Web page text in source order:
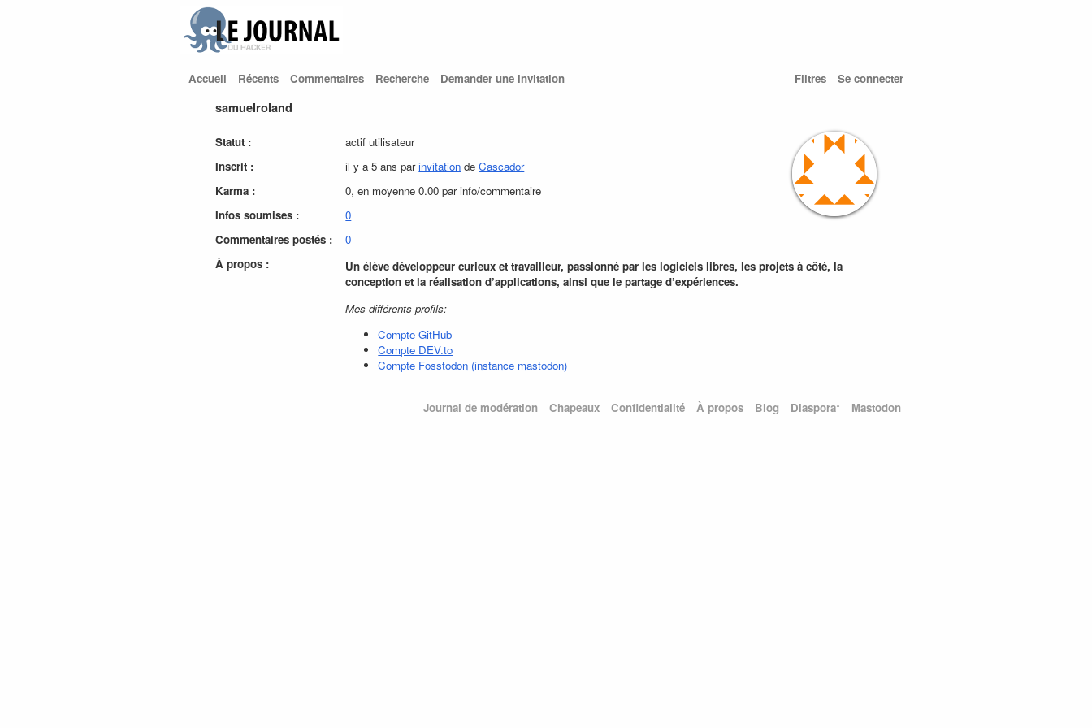
Accueil Récents Commentaires Recherche Demander une invitation Filtres Se connecter
samuelroland
Statut :
actif utilisateur
Inscrit :
il y a 5 ans parinvitation deCascador
Karma :
0, en moyenne 0.00 par info/commentaire
Infos soumises :
0
Commentaires postés :
0
À propos :
Un élève développeur curieux et travailleur, passionné par les logiciels libres, les projets à côté, la
conception et la réalisation d’applications, ainsi que le partage d’expériences.
Mes différents profils:
Compte GitHub
Compte DEV.to
Compte Fosstodon (instance mastodon)
Journal de modération Chapeaux Confidentialité À propos Blog Diaspora* Mastodon